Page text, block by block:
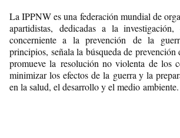
La IPPNW es una federación mundial de
apartidistas, dedicadas a la
concerniente a la prevención de la
principios, señala la búsqueda de prevención
promueve la resolución no violenta de los
minimizar los efectos de la guerra y la
en la salud, el desarrollo y el medio ambiente.